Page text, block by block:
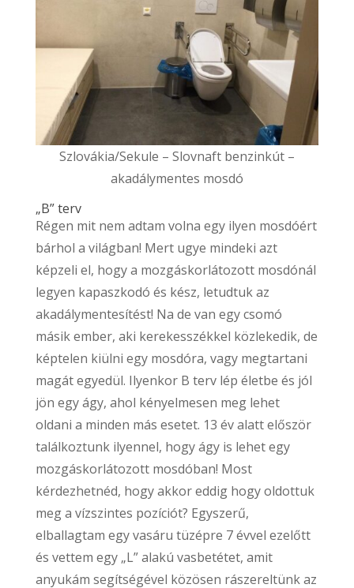
Szlovákia/Sekule – Slovnaft benzinkút –
akadálymentes mosdó
„B” terv
Régen mit nem adtam volna egy ilyen mosdóért
bárhol a világban! Mert ugye mindeki azt
képzeli el, hogy a mozgáskorlátozott mosdónál
legyen kapaszkodó és kész, letudtuk az
akadálymentesítést! Na de van egy csomó
másik ember, aki kerekesszékkel közlekedik, de
képtelen kiülni egy mosdóra, vagy megtartani
magát egyedül. Ilyenkor B terv lép életbe és jól
jön egy ágy, ahol kényelmesen meg lehet
oldani a minden más esetet. 13 év alatt először
találkoztunk ilyennel, hogy ágy is lehet egy
mozgáskorlátozott mosdóban! Most
kérdezhetnéd, hogy akkor eddig hogy oldottuk
meg a vízszintes pozíciót? Egyszerű,
elballagtam egy vasáru tüzépre 7 évvel ezelőtt
és vettem egy „L” alakú vasbetétet, amit
anyukám segítségével közösen rászereltünk az